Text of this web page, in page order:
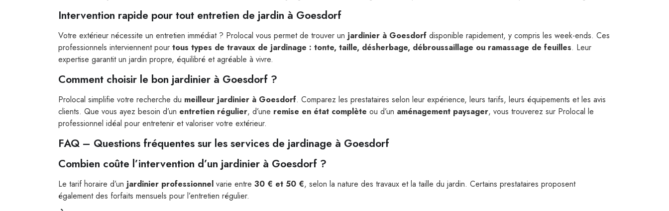
Intervention rapide pour tout entretien de jardin à Goesdorf
Votre extérieur nécessite un entretien immédiat ? Prolocal vous permet de trouver un jardinier à Goesdorf disponible rapidement, y compris les week-ends. Ces
professionnels interviennent pour tous types de travaux de jardinage : tonte, taille, désherbage, débroussaillage ou ramassage de feuilles. Leur
expertise garantit un jardin propre, équilibré et agréable à vivre.
Comment choisir le bon jardinier à Goesdorf ?
Prolocal simplifie votre recherche du meilleur jardinier à Goesdorf. Comparez les prestataires selon leur expérience, leurs tarifs, leurs équipements et les avis
clients. Que vous ayez besoin d’un entretien régulier, d’une remise en état complète ou d’un aménagement paysager, vous trouverez sur Prolocal le
professionnel idéal pour entretenir et valoriser votre extérieur.
FAQ – Questions fréquentes sur les services de jardinage à Goesdorf
Combien coûte l’intervention d’un jardinier à Goesdorf ?
Le tarif horaire d’un jardinier professionnel varie entre 30 € et 50 €, selon la nature des travaux et la taille du jardin. Certains prestataires proposent
également des forfaits mensuels pour l’entretien régulier.